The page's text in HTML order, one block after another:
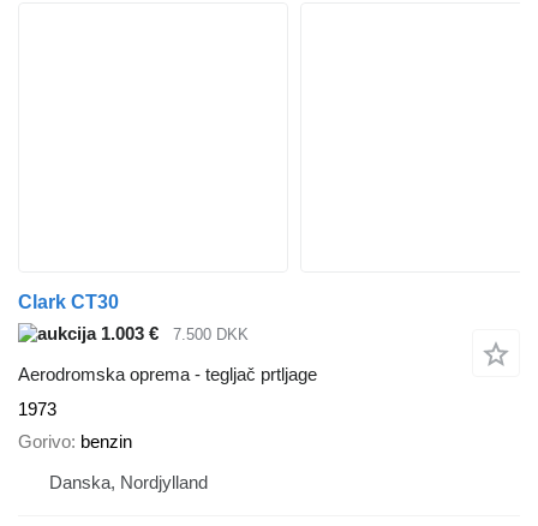
Clark CT30
1.003 €
7.500 DKK
Aerodromska oprema - tegljač prtljage
1973
Gorivo benzin
Danska, Nordjylland